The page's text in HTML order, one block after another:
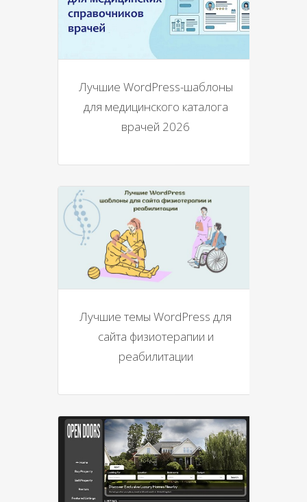
Лучшие WordPress-шаблоны
для медицинского каталога
врачей 2026
Лучшие темы WordPress для
сайта физиотерапии и
реабилитации